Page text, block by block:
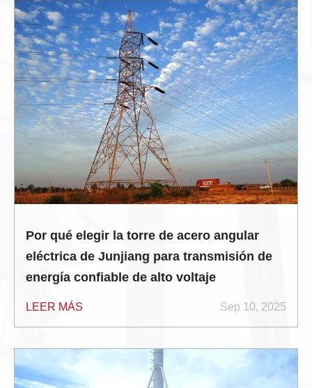
Por qué elegir la torre de acero angular
eléctrica de Junjiang para transmisión de
energía confiable de alto voltaje
LEER MÁS Sep 10, 2025